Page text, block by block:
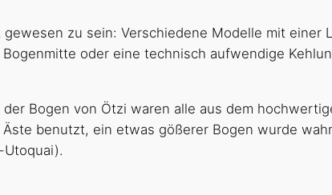
zu sein: Verschiedene Modelle mit einer
oder eine technisch aufwendige
Bogen von Ötzi waren alle aus dem
benutzt, ein etwas gößerer Bogen wurde